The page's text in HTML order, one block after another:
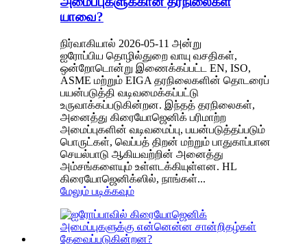
யாவை?
நிர்வாகியால் 2026-05-11 அன்று
ஐரோப்பிய தொழில்துறை வாயு வசதிகள்,
ஒன்றோடொன்று இணைக்கப்பட்ட EN, ISO,
ASME மற்றும் EIGA தரநிலைகளின் தொடரைப்
பயன்படுத்தி வடிவமைக்கப்பட்டு
உருவாக்கப்படுகின்றன. இந்தத் தரநிலைகள்,
அனைத்து கிரையோஜெனிக் பரிமாற்ற
அமைப்புகளின் வடிவமைப்பு, பயன்படுத்தப்படும்
பொருட்கள், வெப்பத் திறன் மற்றும் பாதுகாப்பான
செயல்பாடு ஆகியவற்றின் அனைத்து
அம்சங்களையும் உள்ளடக்கியுள்ளன. HL
கிரையோஜெனிக்ஸில், நாங்கள்...
மேலும் படிக்கவும்